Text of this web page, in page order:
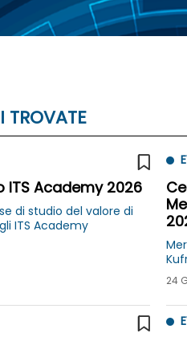
TROVATE
ITS Academy 2026
di studio del valore di
ITS Academy
24